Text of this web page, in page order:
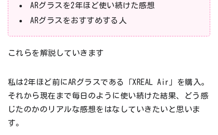
ARグラスを2年ほど使い続けた感想
ARグラスをおすすめする人
これらを解説していきます
私は2年ほど前にARグラスである「XREAL Air」を購入。
それから現在まで毎日のように使い続けた結果、どう感
じたのかのリアルな感想をはなしていきたいと思いま
す。